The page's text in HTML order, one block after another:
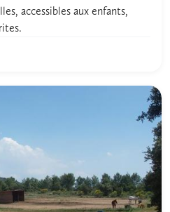
accessibles aux enfants,